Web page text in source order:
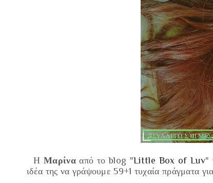
ΗΜαρίνααπό το blog "Little Box of Luv"
ιδέα της να γράψουμε 59+1 τυχαία πράγματα